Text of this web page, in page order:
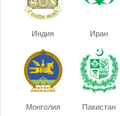
Индия Иран
Монголия Пакистан